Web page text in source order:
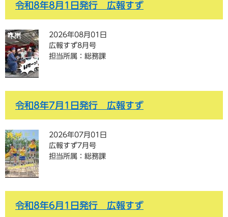
令和8年8月1日発行 広報すず
2026年08月01日
広報すず8月号
担当所属：総務課
令和8年7月1日発行 広報すず
2026年07月01日
広報すず7月号
担当所属：総務課
令和8年6月1日発行 広報すず